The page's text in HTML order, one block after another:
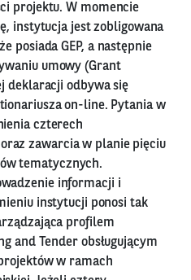
projektu. W momencie
instytucja jest zobligowana
posiada GEP, a następnie
umowy (Grant
deklaracji odbywa się
on-line. Pytania w
czterech
zawarcia w planie pięciu
tematycznych.
informacji i
instytucji ponosi tak
profilem
and Tender obsługującym
w ramach